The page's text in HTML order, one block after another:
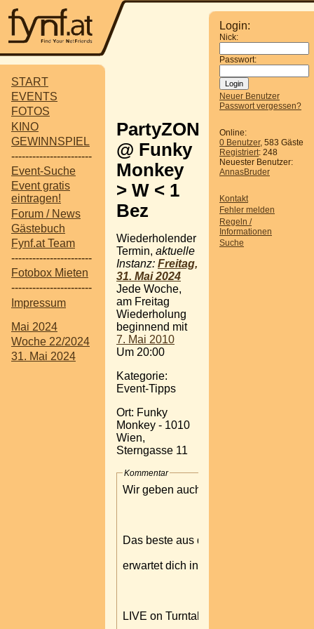
START
EVENTS
FOTOS
KINO
GEWINNSPIEL
-----------------------
Event-Suche
Event gratis
eintragen!
Forum / News
Gästebuch
Fynf.at Team
-----------------------
Fotobox Mieten
-----------------------
Impressum
Mai 2024
Woche 22/2024
31. Mai 2024
Login:
Nick:
Passwort:
Neuer Benutzer
Passwort vergessen?
Online:
0 Benutzer, 583 Gäste
Registriert: 248
Neuester Benutzer:
AnnasBruder
Kontakt
Fehler melden
Regeln /
Informationen
Suche
PartyZONE
@ Funky
Monkey
> W < 1
Bez
Wiederholender
Termin, aktuelle
Instanz: Freitag,
31. Mai 2024
Jede Woche,
am Freitag
Wiederholung
beginnend mit
7. Mai 2010
Um 20:00
Kategorie:
Event-Tipps
Ort: Funky
Monkey - 1010
Wien,
Sterngasse 11
Kommentar
Wir geben auch diese Woche wieder
Das beste aus dem Hause "House -
erwartet dich in einer coolen
LIVE on Turntables: Dj.AndyZ // DJ